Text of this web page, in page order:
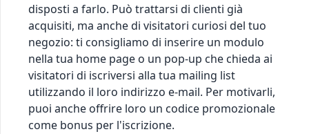
disposti a farlo. Può trattarsi di clienti già
acquisiti, ma anche di visitatori curiosi del tuo
negozio: ti consigliamo di inserire un modulo
nella tua home page o un pop-up che chieda ai
visitatori di iscriversi alla tua mailing list
utilizzando il loro indirizzo e-mail. Per motivarli,
puoi anche offrire loro un codice promozionale
come bonus per l'iscrizione.